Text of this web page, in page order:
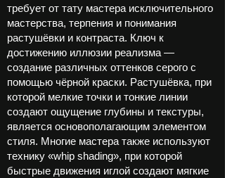
требует от тату мастера исключительного
мастерства, терпения и понимания
растушёвки и контраста. Ключ к
достижению иллюзии реализма —
создание различных оттенков серого с
помощью чёрной краски. Растушёвка, при
которой мелкие точки и тонкие линии
создают ощущение глубины и текстуры,
является основополагающим элементом
стиля. Многие мастера также используют
технику «whip shading», при которой
быстрые движения иглой создают мягкие